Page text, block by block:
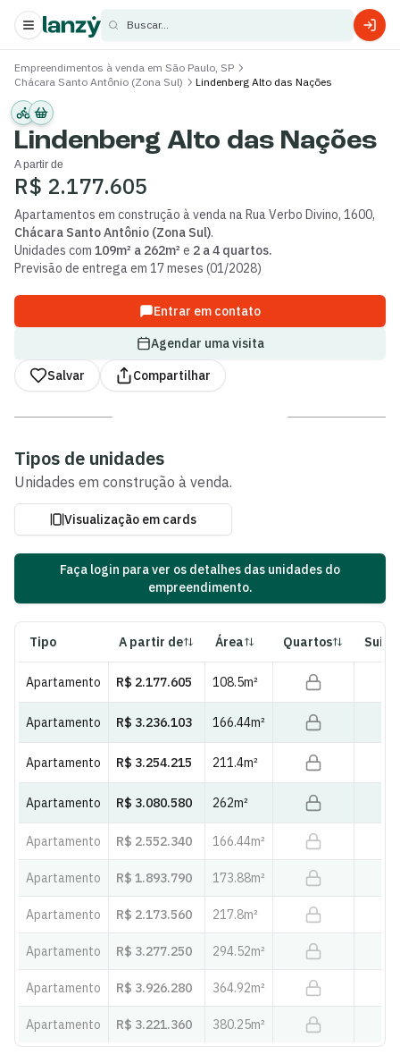
Buscar...
Empreendimentos à venda em São Paulo, SP
Chácara Santo Antônio (Zona Sul)
Lindenberg Alto das Nações
Lindenberg Alto das Nações
A partir de
R$ 2.177.605
Apartamentos em construção à vendanaRua Verbo Divino, 1600,
Chácara Santo Antônio (Zona Sul).
Unidades com 109m² a 262m² e 2 a 4 quartos.
Previsão de entrega em 17meses (01/2028)
Entrar em contato
Agendar uma visita
Salvar
Compartilhar
Tipos de unidades
Unidades em construção à venda.
Visualização em cards
Faça login para ver os detalhes das unidades do
empreendimento.
Tipo A partir de Área Quartos
Apartamento R$ 2.177.605 108.5m²
Apartamento R$ 3.236.103 166.44m²
Apartamento R$ 3.254.215 211.4m²
Apartamento R$ 3.080.580 262m²
Apartamento R$ 2.552.340 166.44m²
Apartamento R$ 1.893.790 173.88m²
Apartamento R$ 2.173.560 217.8m²
Apartamento R$ 3.277.250 294.52m²
Apartamento R$ 3.926.280 364.92m²
Apartamento R$ 3.221.360 380.25m²